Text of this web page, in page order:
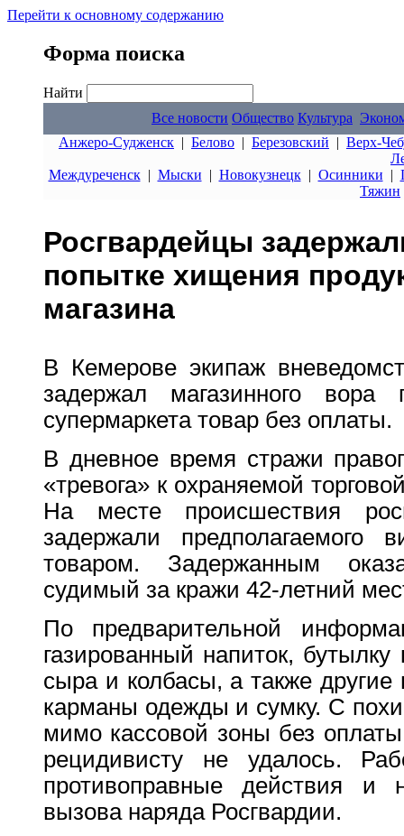
Перейти к основному содержанию
Форма поиска
Найти
Все новости Общество Культура
Анжеро-Судженск | Белово | Березовский | Верх-
Междуреченск| Мыски | Новокузнецк| Осинники |
Тяжин
Росгвардейцы
попытке хищения
магазина
В Кемерове экипаж
задержал магазинного
супермаркета товар без оплаты.
В дневное время стражи
«тревога» к охраняемой
На месте происшествия
задержали предполагаемого
товаром. Задержанным
судимый за кражи 42-летний
По предварительной
газированный напиток, бутылку
сыра и колбасы, а также
карманы одежды и сумку. С
мимо кассовой зоны без
рецидивисту не удалось.
противоправные действия и
вызова наряда Росгвардии.